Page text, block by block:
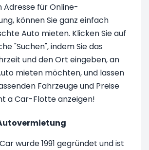
Adresse für Online-
können Sie ganz einfach
Auto mieten. Klicken Sie auf
"Suchen", indem Sie das
und den Ort eingeben, an
mieten möchten, und lassen
Fahrzeuge und Preise
a Car-Flotte anzeigen!
wurde 1991 gegründet und ist